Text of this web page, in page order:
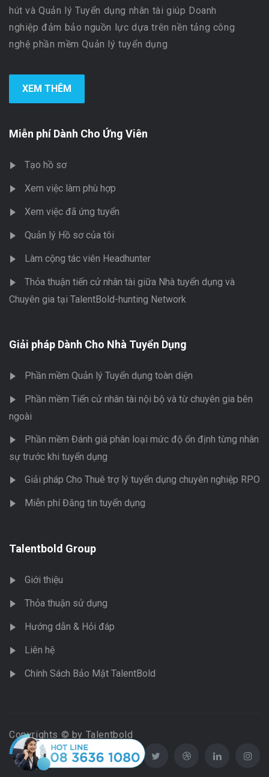
hút và Quản lý Tuyển dụng nhân tài giúp Doanh
nghiệp đảm bảo nguồn lực dựa trên nền tảng công
nghệ phần mềm Quản lý tuyển dụng
XEM THÊM
Miễn phí Dành Cho Ứng Viên
Tạo hồ sơ
Xem việc làm phù hợp
Xem việc đã ứng tuyển
Quản lý Hồ sơ của tôi
Làm cộng tác viên Headhunter
Thỏa thuận tiến cử nhân tài giữa Nhà tuyển dụng và
Chuyên gia tại TalentBold-hunting Network
Giải pháp Dành Cho Nhà Tuyển Dụng
Phần mềm Quản lý Tuyển dụng toàn diện
Phần mềm Tiến cử nhân tài nội bộ và từ chuyên gia bên
ngoài
Phần mềm Đánh giá phân loại mức độ ổn định từng nhân
sự trước khi tuyển dụng
Giải pháp Cho Thuê trợ lý tuyển dụng chuyên nghiệp RPO
Miễn phí Đăng tin tuyển dụng
Talentbold Group
Giới thiệu
Thỏa thuận sử dụng
Hướng dẫn & Hỏi đáp
Liên hệ
Chính Sách Bảo Mật TalentBold
Copyrights © by Talentbold